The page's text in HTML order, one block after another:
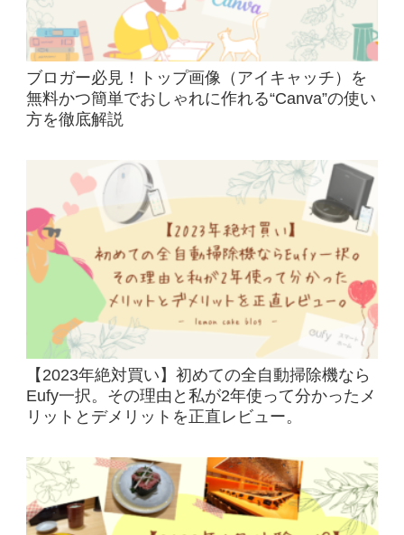
ブロガー必見！トップ画像（アイキャッチ）を
無料かつ簡単でおしゃれに作れる“Canva”の使い
方を徹底解説
【2023年絶対買い】初めての全自動掃除機なら
Eufy一択。その理由と私が2年使って分かったメ
リットとデメリットを正直レビュー。